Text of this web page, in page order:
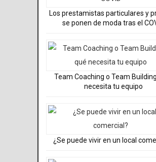
Los prestamistas particulares y
se ponen de moda tras el
Team Coaching o Team
necesita tu equipo
¿Se puede vivir en un local